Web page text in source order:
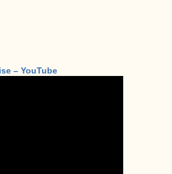
– YouTube